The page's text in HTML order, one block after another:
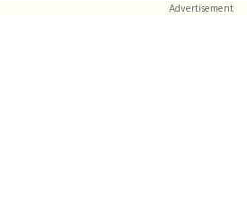
Advertisement